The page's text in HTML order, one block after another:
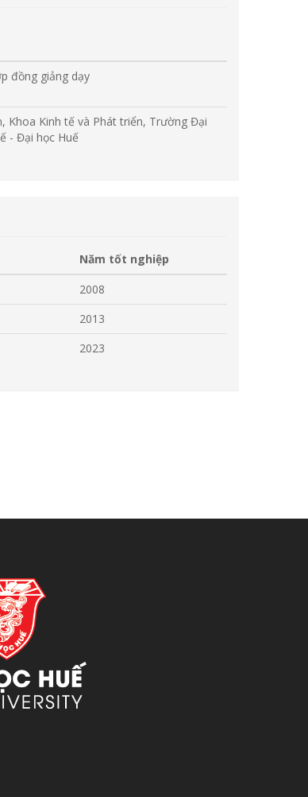
đồng giảng dạy
Khoa Kinh tế và Phát triển, Trường Đại
- Đại học Huế
Năm tốt nghiệp
2008
2013
2023